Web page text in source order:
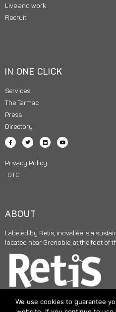
Live and work
Recruit
IN ONE CLICK
Services
The Tarmac
Press
Directory
Privacy Policy
GTC
ABOUT
Labeled by Retis, inovallée is a
located near Grenoble, at the foot of
We use cookies to guarantee